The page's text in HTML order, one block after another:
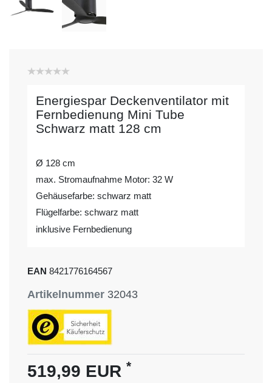
Energiespar Deckenventilator mit
Fernbedienung Mini Tube
Schwarz matt 128 cm
Ø 128 cm
max. Stromaufnahme Motor: 32 W
Gehäusefarbe: schwarz matt
Flügelfarbe: schwarz matt
inklusive Fernbedienung
EAN 8421776164567
Artikelnummer 32043
519,99 EUR *